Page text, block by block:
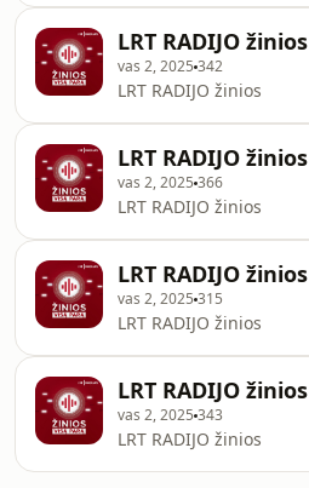
LRT RADIJO žinios
vas 2, 2025 342
LRT RADIJO žinios
LRT RADIJO žinios
vas 2, 2025 366
LRT RADIJO žinios
LRT RADIJO žinios
vas 2, 2025 315
LRT RADIJO žinios
LRT RADIJO žinios
vas 2, 2025 343
LRT RADIJO žinios